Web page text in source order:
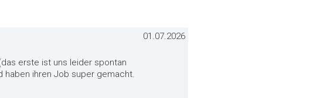
01.07.2026
erste ist uns leider spontan
haben ihren Job super gemacht.